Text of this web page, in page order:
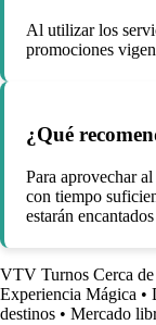
Al utilizar los
promociones
¿Qué
Para aprovechar
con tiempo
estarán
VTV Turnos Cerca
Experiencia Mágica •
destinos • Mercado